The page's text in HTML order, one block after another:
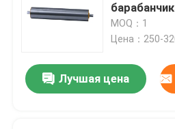
MOQ：1
Цена：250-
Лучшая цена